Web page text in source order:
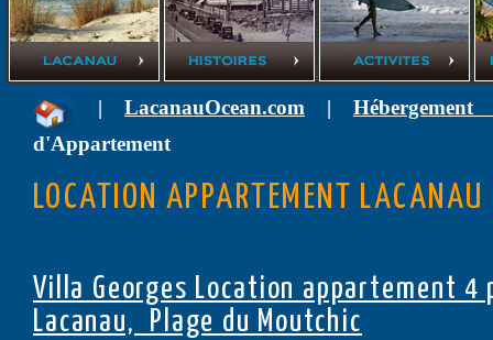
| LacanauOcean.com |
d'Appartement
LOCATION APPARTEMENT LACANAU
Villa Georges Location appartement 4
Lacanau, Plage du Moutchic